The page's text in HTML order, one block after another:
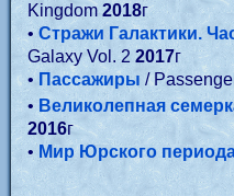
Kingdom2018г
• Стражи Галактики.
Galaxy Vol. 2 2017г
• Пассажиры /
• Великолепная
2016г
• Мир Юрского